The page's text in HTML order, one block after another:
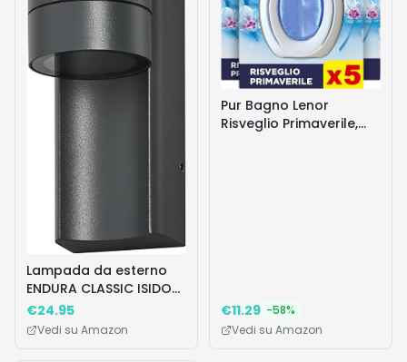
Lampada da esterno
ENDURA CLASSIC ISIDOR
W, lampada da parete
€24.95
Vedi su Amazon
Pur Bagno Lenor
Risveglio Primaverile,
€11.29 -58%
Vedi su Amazon